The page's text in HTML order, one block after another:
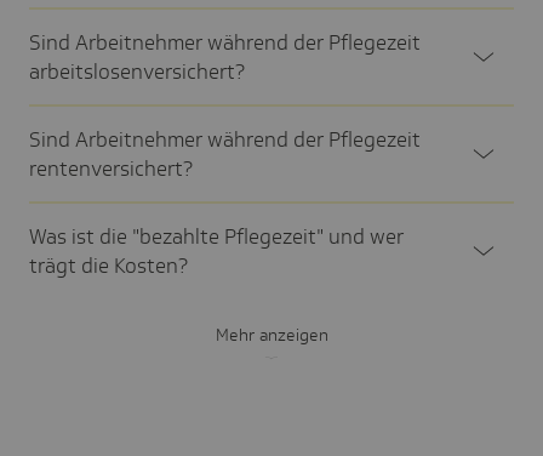
Sind Arbeit­nehmer während der Pfle­ge­zeit
arbeits­lo­sen­ver­si­chert?
Sind Arbeit­nehmer während der Pfle­ge­zeit
renten­ver­si­chert?
Was ist die "bezahlte Pfle­ge­zeit" und wer
trägt die Kosten?
Mehr anzeigen